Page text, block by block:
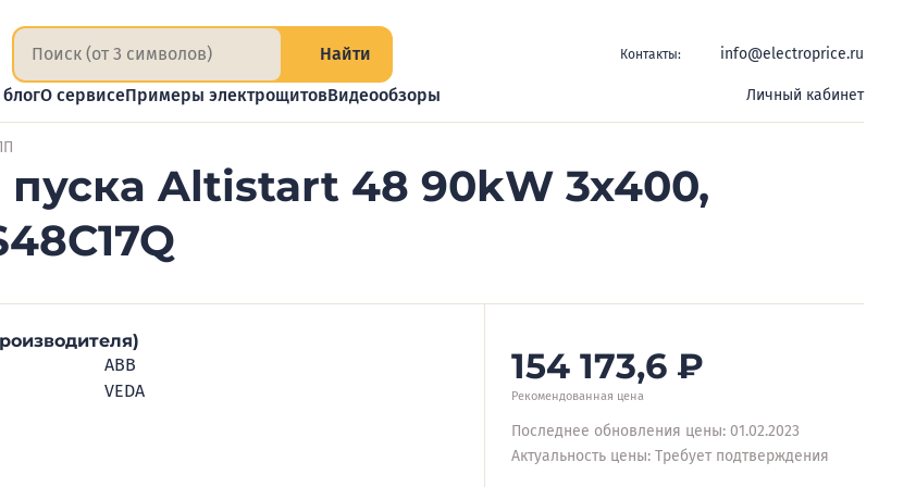
Найти Контакты: info@electroprice.ru
блогО сервисеПримеры электрощитовВидеообзоры Личный кабинет
пуска Altistart 48 90kW 3x400,
ABB
VEDA
154 173,6 ₽
Рекомендованная цена
Последнее обновления цены: 01.02.2023
Актуальность цены: Требует подтверждения